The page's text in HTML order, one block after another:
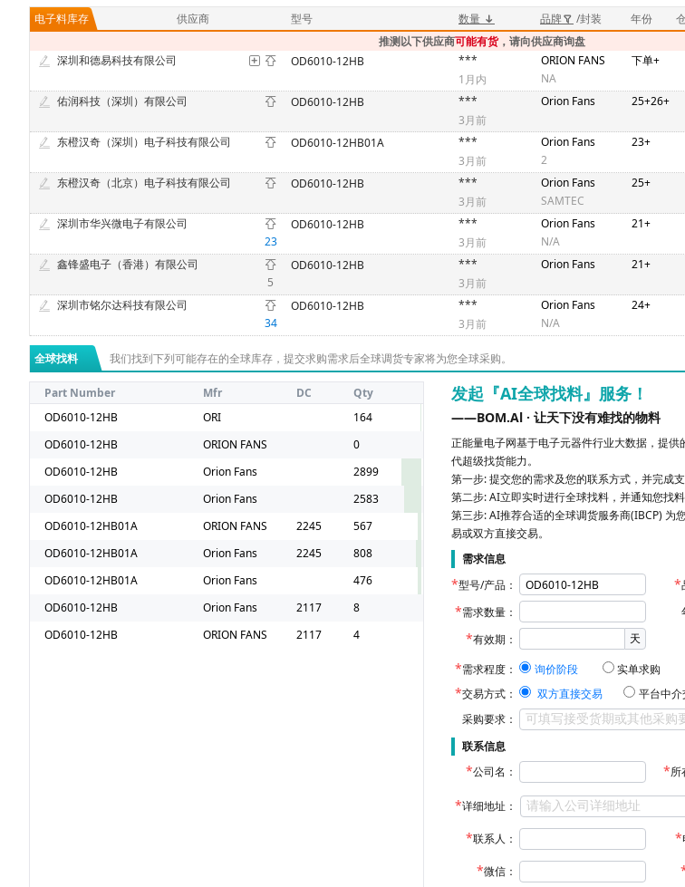
深圳市菱肯科技有限公司
SMA6010 SANKEN(三垦) 23+ ￥11
MAX6010AEUR+T Maxim(美信) SOT23-3 24+
电子料库存 供应商 型号 数量 品牌 /封装 年份
推测以下供应商可能有货，请向供应商询盘
深圳和德易科技有限公司
OD6010-12HB
***
1月内
ORION FANS
NA
下单+
佑润科技（深圳）有限公司 OD6010-12HB
***
3月前
Orion Fans 25+26+
东橙汉奇（深圳）电子科技有限公司 OD6010-12HB01A
***
3月前
Orion Fans
2
23+
东橙汉奇（北京）电子科技有限公司 OD6010-12HB
***
3月前
Orion Fans
SAMTEC
25+
深圳市华兴微电子有限公司
23
OD6010-12HB
***
3月前
Orion Fans
N/A
21+
鑫锋盛电子（香港）有限公司
5
OD6010-12HB
***
3月前
Orion Fans 21+
深圳市铭尔达科技有限公司
34
OD6010-12HB
***
3月前
Orion Fans
N/A
24+
全球找料 我们找到下列可能存在的全球库存，提交求购需求后全球调货专家将为您全球采购。
Part Number Mfr DC
Qty
OD6010-12HB
ORI
164
OD6010-12HB
ORION FANS
0
OD6010-12HB
Orion Fans
2899
OD6010-12HB
Orion Fans
2583
OD6010-12HB01A
ORION FANS 2245
567
OD6010-12HB01A
Orion Fans 2245
808
OD6010-12HB01A
Orion Fans
476
OD6010-12HB
Orion Fans 2117
8
OD6010-12HB
ORION FANS 2117 4
发起『AI全球找料』服务！
——BOM.Al · 让天下没有难找的物料
正能量电子网基于电子元器件行业大数据，提
代超级找货能力。
第一步: 提交您的需求及您的联系方式，并完成支
第二步: AI立即实时进行全球找料，并通知您找料
第三步: AI推荐合适的全球调货服务商(IBCP) 为
易或双方直接交易。
需求信息
型号/产品：
需求数量：
有效期：
天
需求程度：
询价阶段
实单求购
交易方式：
双方直接交易 平台中介
采购要求：
联系信息
公司名：
所
详细地址：
联系人：
微信：